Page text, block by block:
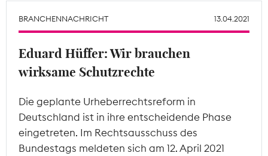
Mitgliederbereich
BRANCHENNACHRICHT 13.04.2021
Eduard Hüffer: Wir brauchen
wirksame Schutzrechte
Die geplante Urheberrechtsreform in
Deutschland ist in ihre entscheidende Phase
eingetreten. Im Rechtsausschuss des
Bundestags meldeten sich am 12. April 2021